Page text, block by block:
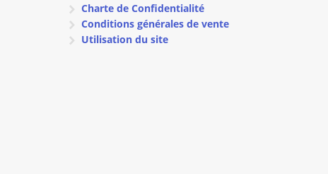
Charte de Confidentialité
Conditions générales de vente
Utilisation du site